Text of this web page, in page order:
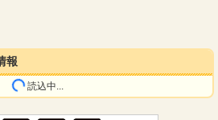
報
読込中...